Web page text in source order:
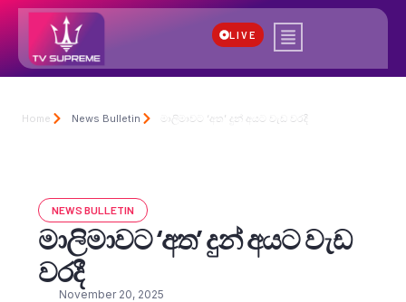
LIVE
Home News Bulletin මාලිමාවට ‘අත’ දුන් අයට වැඩ වරදී
NEWS BULLETIN
මාලිමාවට ‘අත’ දුන් අයට වැඩ
වරදී
November 20, 2025